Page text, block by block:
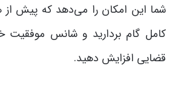
شما این امکان را می‌دهد که پیش از
کامل گام بردارید و شانس موفقیت
قضایی افزایش دهید.